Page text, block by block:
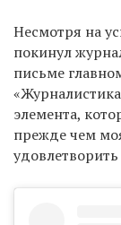
Несмотря на
покинул
письме
элемента,
прежде чем